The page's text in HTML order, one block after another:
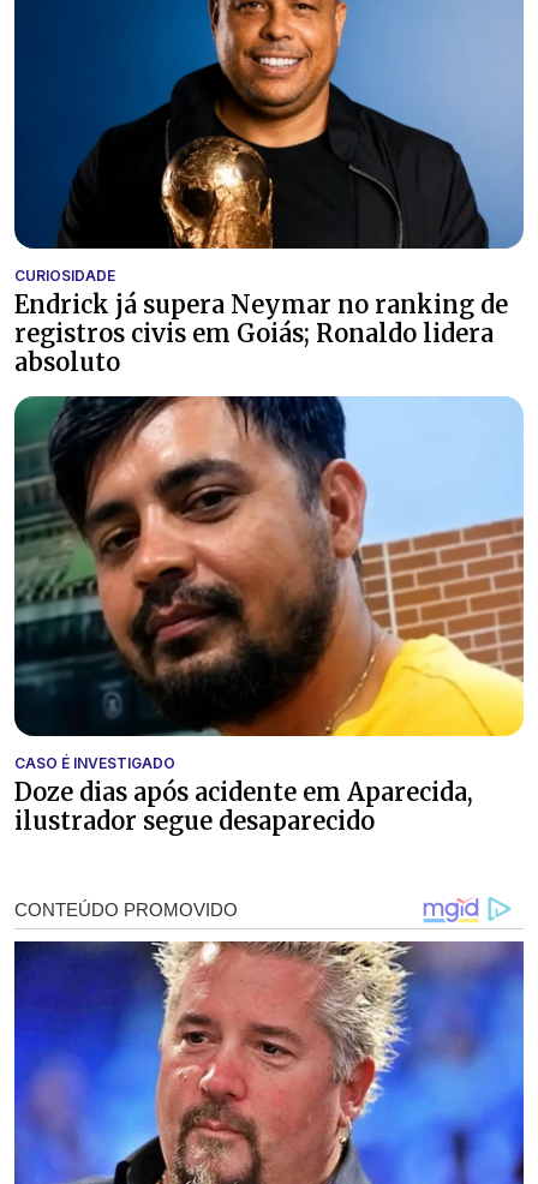
CURIOSIDADE
Endrick já supera Neymar no ranking de
registros civis em Goiás; Ronaldo lidera
absoluto
CASO É INVESTIGADO
Doze dias após acidente em Aparecida,
ilustrador segue desaparecido